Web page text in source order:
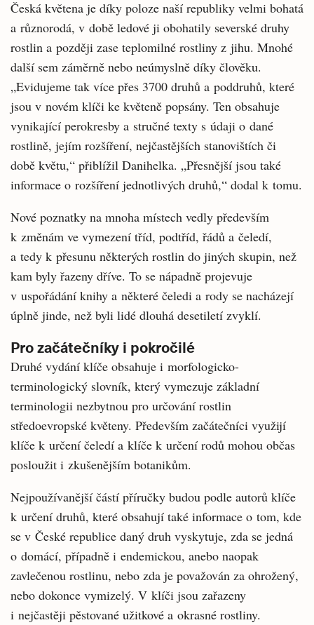
Česká květena je díky poloze naší republiky velmi bohatá
a různorodá, v době ledové ji obohatily severské druhy
rostlin a později zase teplomilné rostliny z jihu. Mnohé
další sem záměrně nebo neúmyslně díky člověku.
„Evidujeme tak více přes 3700 druhů a poddruhů, které
jsou v novém klíči ke květeně popsány. Ten obsahuje
vynikající perokresby a stručné texty s údaji o dané
rostlině, jejím rozšíření, nejčastějších stanovištích či
době květu,“ přiblížil Danihelka. „Přesnější jsou také
informace o rozšíření jednotlivých druhů,“ dodal k tomu.
Nové poznatky na mnoha místech vedly především
k změnám ve vymezení tříd, podtříd, řádů a čeledí,
a tedy k přesunu některých rostlin do jiných skupin, než
kam byly řazeny dříve. To se nápadně projevuje
v uspořádání knihy a některé čeledi a rody se nacházejí
úplně jinde, než byli lidé dlouhá desetiletí zvyklí.
Pro začátečníky i pokročilé
Druhé vydání klíče obsahuje i morfologicko-
terminologický slovník, který vymezuje základní
terminologii nezbytnou pro určování rostlin
středoevropské květeny. Především začátečníci využijí
klíče k určení čeledí a klíče k určení rodů mohou občas
posloužit i zkušenějším botanikům.
Nejpoužívanější částí příručky budou podle autorů klíče
k určení druhů, které obsahují také informace o tom, kde
se v České republice daný druh vyskytuje, zda se jedná
o domácí, případně i endemickou, anebo naopak
zavlečenou rostlinu, nebo zda je považován za ohrožený,
nebo dokonce vymizelý. V klíči jsou zařazeny
i nejčastěji pěstované užitkové a okrasné rostliny.